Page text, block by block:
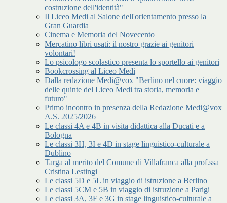
costruzione dell'identità"
Il Liceo Medi al Salone dell'orientamento presso la
Gran Guardia
Cinema e Memoria del Novecento
Mercatino libri usati: il nostro grazie ai genitori
volontari!
Lo psicologo scolastico presenta lo sportello ai genitori
Bookcrossing al Liceo Medi
Dalla redazione Medi@vox "Berlino nel cuore: viaggio
delle quinte del Liceo Medi tra storia, memoria e
futuro"
Primo incontro in presenza della Redazione Medi@vox
A.S. 2025/2026
Le classi 4A e 4B in visita didattica alla Ducati e a
Bologna
Le classi 3H, 3I e 4D in stage linguistico-culturale a
Dublino
Targa al merito del Comune di Villafranca alla prof.ssa
Cristina Lestingi
Le classi 5D e 5L in viaggio di istruzione a Berlino
Le classi 5CM e 5B in viaggio di istruzione a Parigi
Le classi 3A, 3F e 3G in stage linguistico-culturale a